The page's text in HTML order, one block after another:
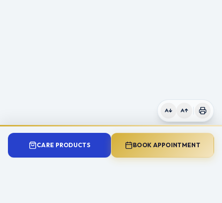
CARE PRODUCTS BOOK APPOINTMENT